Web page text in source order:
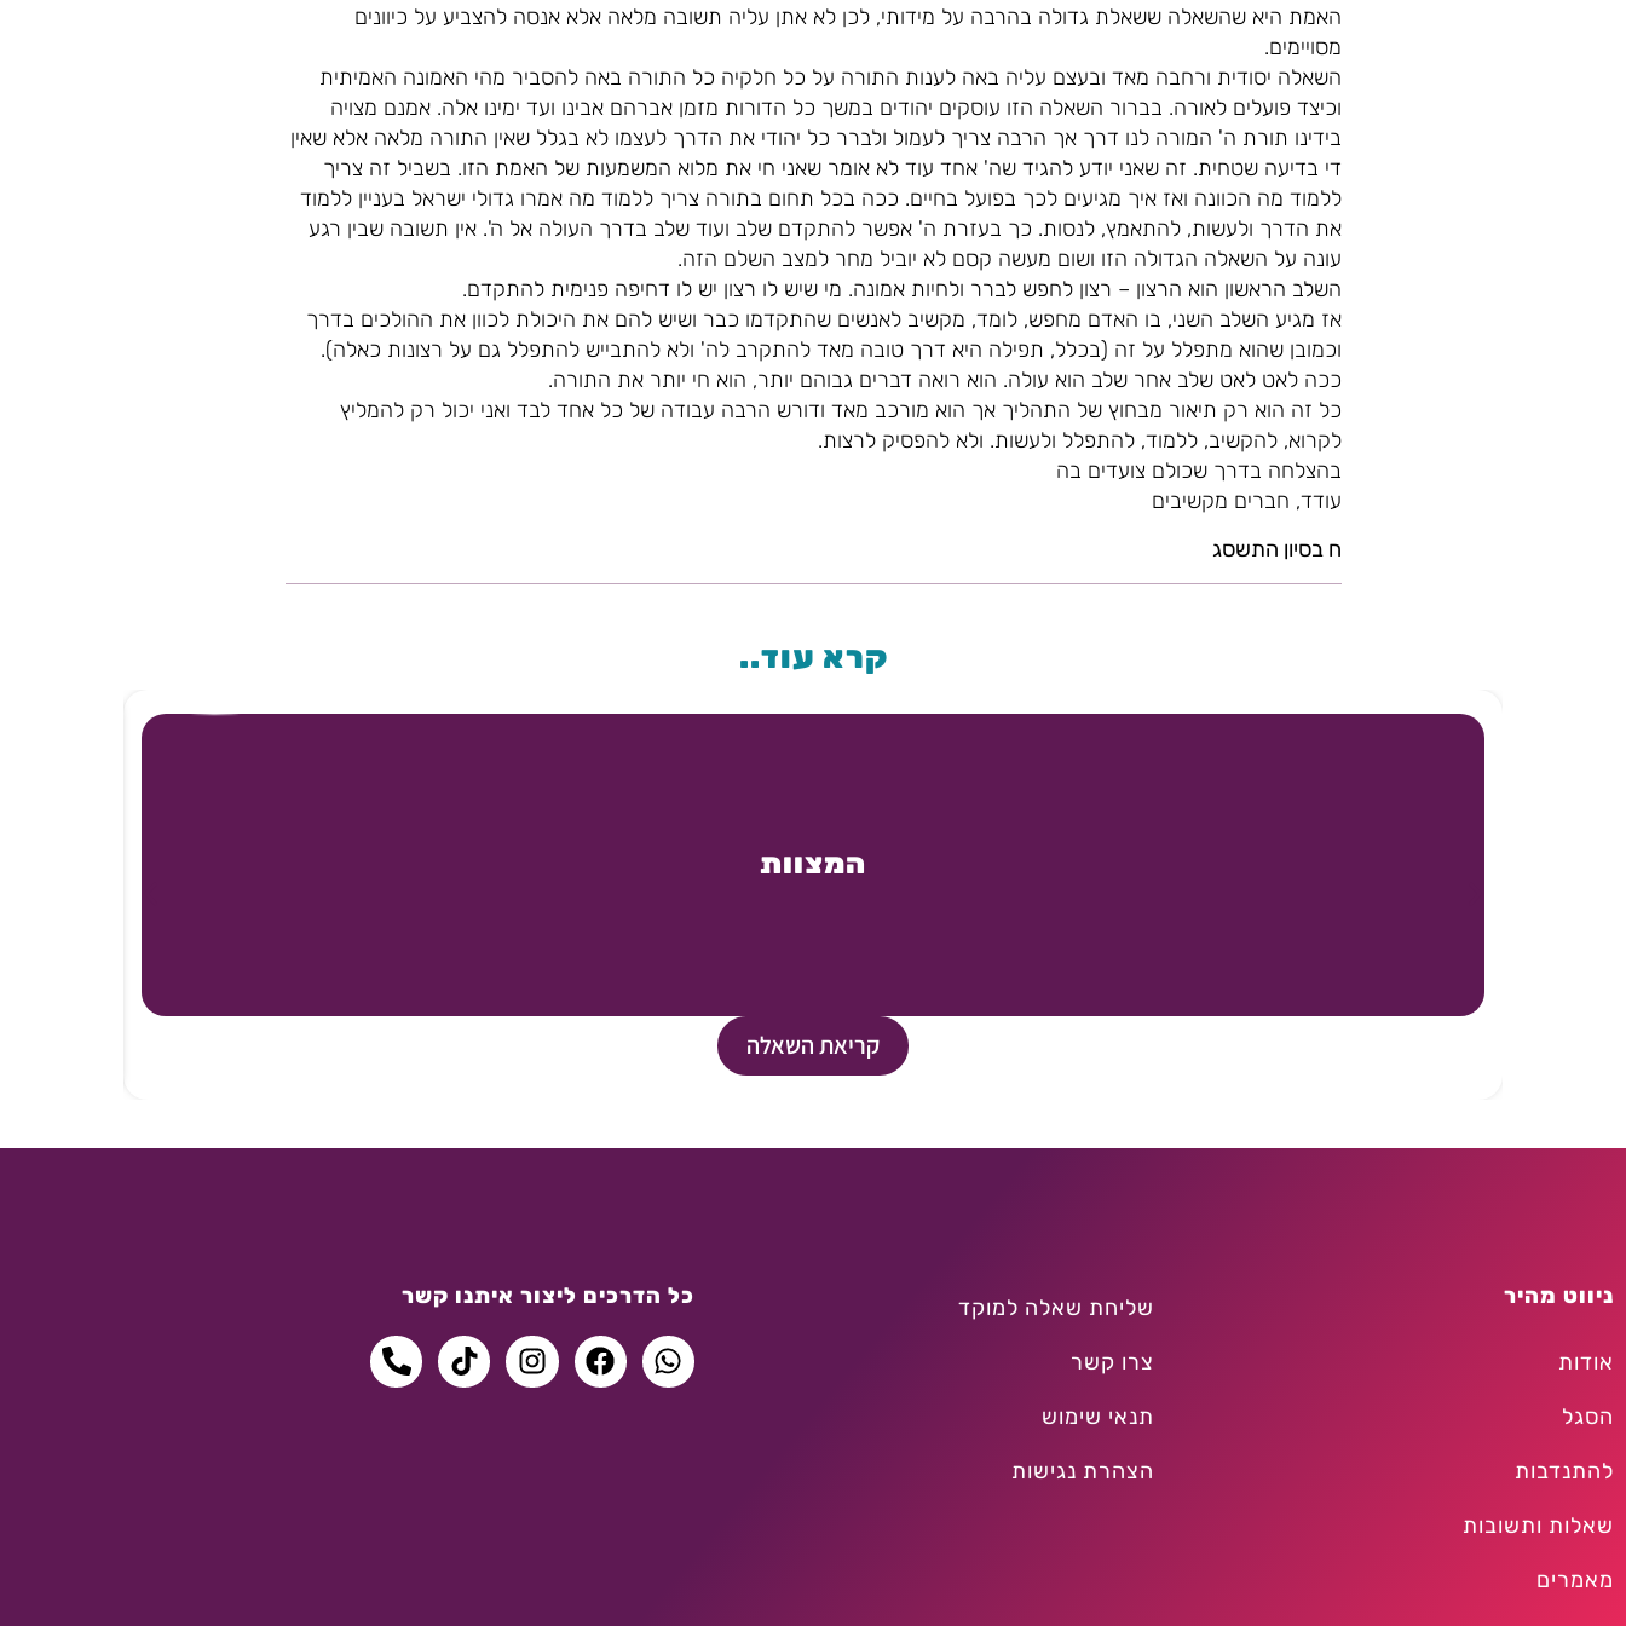
האמת היא שהשאלה ששאלת גדולה בהרבה על מידותי, לכן לא אתן עליה תשובה מלאה אלא אנסה להצביע על כיוונים
מסויימים.
השאלה יסודית ורחבה מאד ובעצם עליה באה לענות התורה על כל חלקיה כל התורה באה להסביר מהי האמונה האמיתית
וכיצד פועלים לאורה. בברור השאלה הזו עוסקים יהודים במשך כל הדורות מזמן אברהם אבינו ועד ימינו אלה. אמנם מצויה
בידינו תורת ה' המורה לנו דרך אך הרבה צריך לעמול ולברר כל יהודי את הדרך לעצמו לא בגלל שאין התורה מלאה אלא שאין
די בדיעה שטחית. זה שאני יודע להגיד שה' אחד עוד לא אומר שאני חי את מלוא המשמעות של האמת הזו. בשביל זה צריך
ללמוד מה הכוונה ואז איך מגיעים לכך בפועל בחיים. ככה בכל תחום בתורה צריך ללמוד מה אמרו גדולי ישראל בעניין ללמוד
את הדרך ולעשות, להתאמץ, לנסות. כך בעזרת ה' אפשר להתקדם שלב ועוד שלב בדרך העולה אל ה'. אין תשובה שבין רגע
עונה על השאלה הגדולה הזו ושום מעשה קסם לא יוביל מחר למצב השלם הזה.
השלב הראשון הוא הרצון – רצון לחפש לברר ולחיות אמונה. מי שיש לו רצון יש לו דחיפה פנימית להתקדם.
אז מגיע השלב השני, בו האדם מחפש, לומד, מקשיב לאנשים שהתקדמו כבר ושיש להם את היכולת לכוון את ההולכים בדרך
וכמובן שהוא מתפלל על זה (בכלל, תפילה היא דרך טובה מאד להתקרב לה' ולא להתבייש להתפלל גם על רצונות כאלה).
ככה לאט לאט שלב אחר שלב הוא עולה. הוא רואה דברים גבוהם יותר, הוא חי יותר את התורה.
כל זה הוא רק תיאור מבחוץ של התהליך אך הוא מורכב מאד ודורש הרבה עבודה של כל אחד לבד ואני יכול רק להמליץ
לקרוא, להקשיב, ללמוד, להתפלל ולעשות. ולא להפסיק לרצות.
בהצלחה בדרך שכולם צועדים בה
עודד, חברים מקשיבים
ח בסיון התשסג
קרא עוד..
המצוות
קריאת השאלה
ניווט מהיר
אודות
הסגל
להתנדבות
שאלות ותשובות
מאמרים
שליחת שאלה למוקד
צרו קשר
תנאי שימוש
הצהרת נגישות
כל הדרכים ליצור איתנו קשר